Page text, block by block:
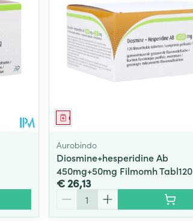
Geneesmiddel
Aurobindo
Diosmine+hesperidine Ab
450mg+50mg Filmomh Tabl120
€ 26,13